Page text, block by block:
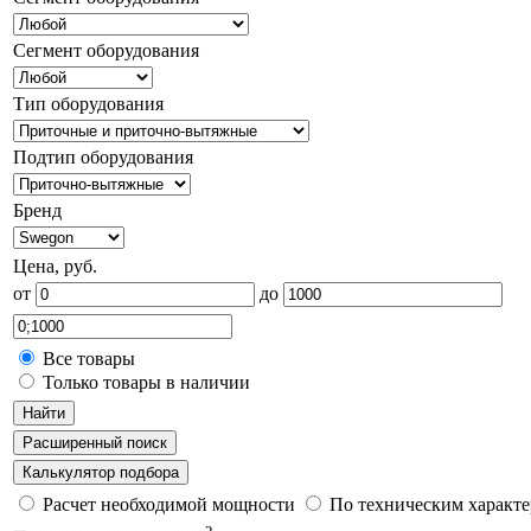
Сегмент оборудования
Тип оборудования
Подтип оборудования
Бренд
Цена, руб.
от
до
Все товары
Только товары в наличии
Найти
Расширенный поиск
Калькулятор подбора
Расчет необходимой мощности
По техническим